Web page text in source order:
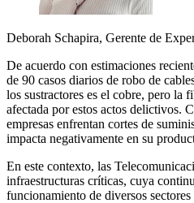
Deborah Schapira, Gerente de
De acuerdo con estimaciones
de 90 casos diarios de robo de
los sustractores es el cobre, pero la
afectada por estos actos delictivos.
empresas enfrentan cortes de
impacta negativamente en su
En este contexto, las
infraestructuras críticas, cuya
funcionamiento de diversos